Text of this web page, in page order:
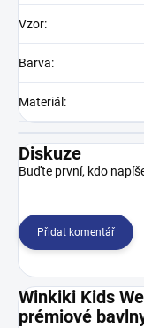
Vzor:
Barva:
Materiál :
Diskuze
Buďte první, kdo
Přidat komentář
Winkiki Kids
prémiové